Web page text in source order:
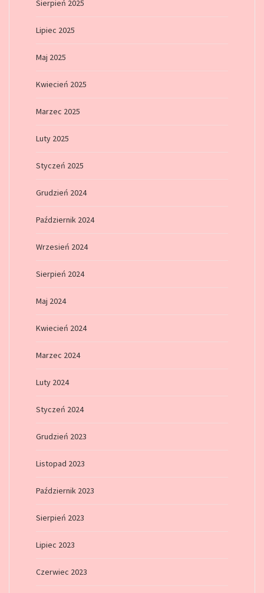
Sierpień 2025
Lipiec 2025
Maj 2025
Kwiecień 2025
Marzec 2025
Luty 2025
Styczeń 2025
Grudzień 2024
Październik 2024
Wrzesień 2024
Sierpień 2024
Maj 2024
Kwiecień 2024
Marzec 2024
Luty 2024
Styczeń 2024
Grudzień 2023
Listopad 2023
Październik 2023
Sierpień 2023
Lipiec 2023
Czerwiec 2023